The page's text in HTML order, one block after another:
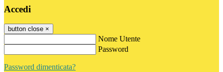
Accedi
button close ×
Nome Utente
Password
Password dimenticata?